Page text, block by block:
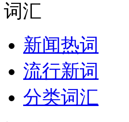
词汇
新闻热词
流行新词
分类词汇